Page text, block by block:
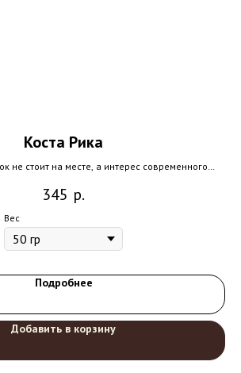
Коста Рика
не стоит на месте, а интерес современного
продукции маленьких...
345 р.
Вес
Подробнее
Добавить в корзину